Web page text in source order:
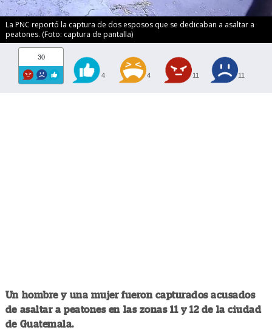
La PNC reportó la captura de dos esposos que se dedicaban a asaltar a
peatones. (Foto: captura de pantalla)
30
4 4 11 11
Un hombre y una mujer fueron capturados acusados
de asaltar a peatones en las zonas 11 y 12 de la ciudad
de Guatemala.